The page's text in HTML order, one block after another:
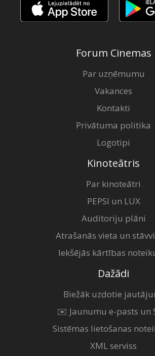
Forum Cinemas
Par uzņēmumu
Vakances
Kontakti
Privātuma politika
Logotipi
Kinoteātris
Par kinoteātri
PEPSI un LUX
Auditoriju plāni
Atrašanās vieta un
Iekšējās kārtības
Dažādi
Biežāk uzdotie
✉️ Jaunumu e-pasts un
Sistēmas lietošanas
XML serviss